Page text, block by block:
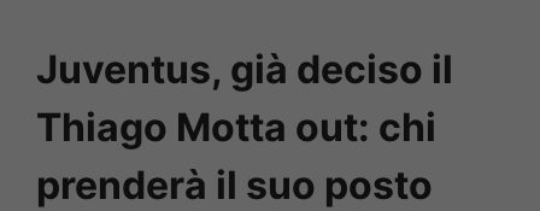
Juventus, già deciso il
Thiago Motta out: chi
prenderà il suo posto